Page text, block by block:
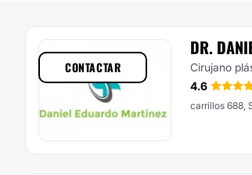
DR.
Cirujano
4.6
carrillos 688,
CONTACTAR